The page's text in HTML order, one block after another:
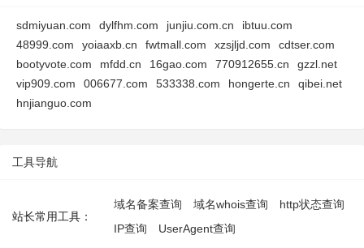
sdmiyuan.com dylfhm.com junjiu.com.cn
ibtuu.com
48999.com
yoiaaxb.cn fwtmall.com xzsjljd.com
cdtser.com
bootyvote.com
mfdd.cn 16gao.com 770912655.cn
gzzl.net
vip909.com
006677.com 533338.com hongerte.cn
qibei.net
hnjianguo.com
工具导航
站长常用工具：
域名备案查询 域名whois查询
http状态查询
IP查询
UserAgent查询